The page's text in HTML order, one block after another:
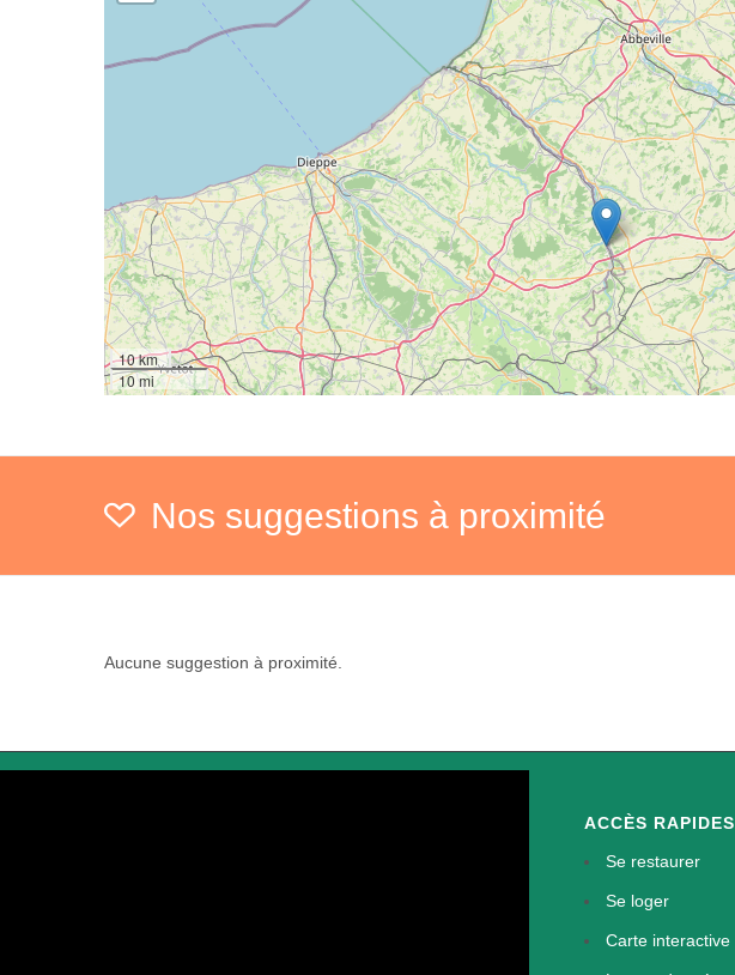
10 km
10 mi
Nos suggestions à proximité
Aucune suggestion à proximité.
ACCÈS RAPIDES
Se restaurer
Se loger
Carte interactive